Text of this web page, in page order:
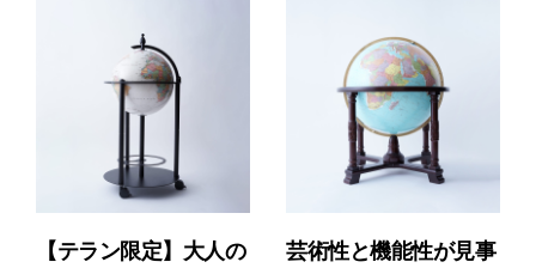
【テラン限定】大人の
芸術性と機能性が見事